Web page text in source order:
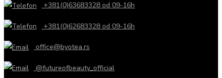
+381(0)63683328 od 09-16h
+381(0)62683328 od 09-16h
office@byotea.rs
@futureofbeauty_official